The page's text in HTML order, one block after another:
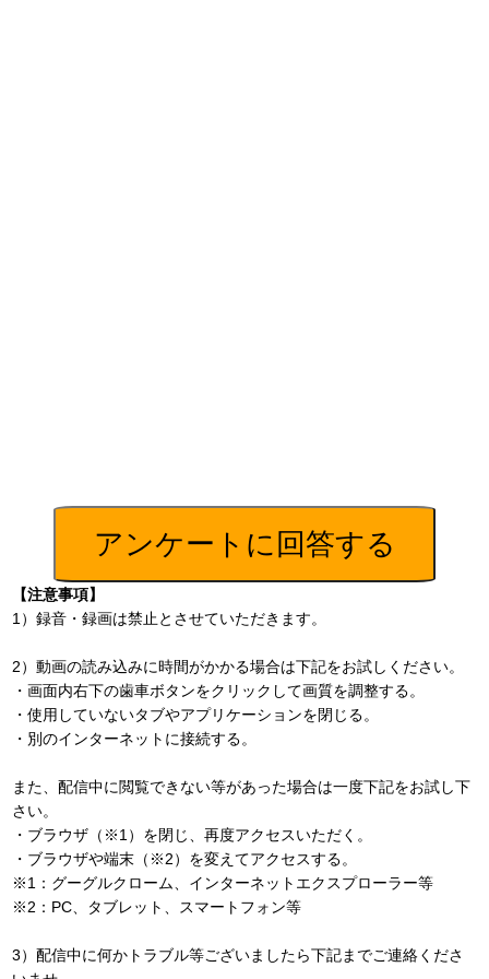
【注意事項】
1）録音・録画は禁止とさせていただきます。
2）動画の読み込みに時間がかかる場合は下記をお試しください。
・画面内右下の歯車ボタンをクリックして画質を調整する。
・使用していないタブやアプリケーションを閉じる。
・別のインターネットに接続する。
また、配信中に閲覧できない等があった場合は一度下記をお試し下
さい。
・ブラウザ（※1）を閉じ、再度アクセスいただく。
・ブラウザや端末（※2）を変えてアクセスする。
※1：グーグルクローム、インターネットエクスプローラー等
※2：PC、タブレット、スマートフォン等
3）配信中に何かトラブル等ございましたら下記までご連絡くださ